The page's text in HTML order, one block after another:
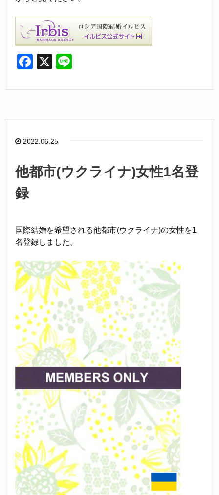
F
c
b
o
k
X
e
2022.06.25
他都市(ウクライナ)女性1名登
録
国際結婚を希望される他都市(ウクライナ)の女性を1
名登録しました。